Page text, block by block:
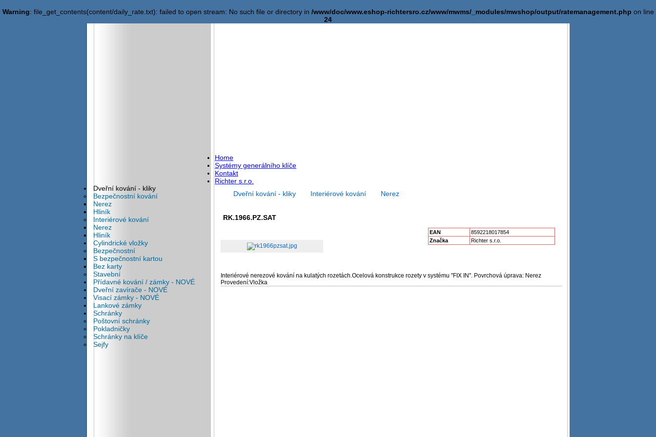
Warning: file_get_contents(content/daily_rate.txt): failed to open stream: No such file or directory in /www/doc/www.eshop-richtersro.cz/www/mwms/_modules/mwshop/output/ratemanagement.php on line
24
Home
Systémy generálního klíče
Kontakt
Richter s.r.o.
Dveřní kování - kliky
Bezpečnostní kování
Nerez
Hliník
Interiérové kování
Nerez
Hliník
Cylindrické vložky
Bezpečnostní
S bezpečnostní kartou
Bez karty
Stavební
Přídavné kování / zámky - NOVÉ
Dveřní zavírače - NOVÉ
Visací zámky - NOVÉ
Lankové zámky
Schránky
Poštovní schránky
Pokladničky
Schránky na klíče
Sejfy
Dveřní kování - kliky Interiérové kování Nerez
RK.1966.PZ.SAT
EAN
8592218017854
Značka
Richter s.r.o.
Interiérové nerezové kování na kulatých rozetách.Ocelová konstrukce rozety v systému "FIX IN". Povrchová úprava: Nerez
Provedení:Vložka